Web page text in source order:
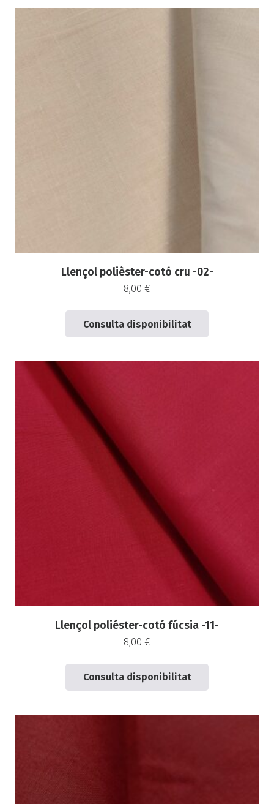
Llençol polièster-cotó cru -02-
8,00 €
Consulta disponibilitat
Llençol poliéster-cotó fúcsia -11-
8,00 €
Consulta disponibilitat